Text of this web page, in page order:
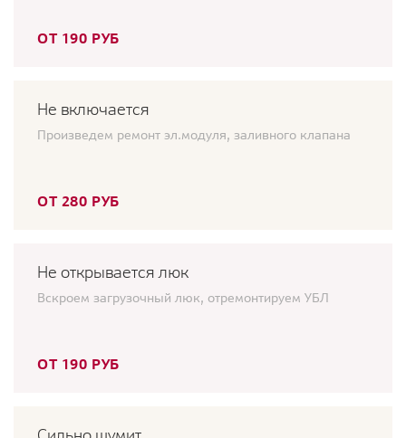
ОТ 190 РУБ
Не включается
Произведем ремонт эл.модуля, заливного клапана
ОТ 280 РУБ
Не открывается люк
Вскроем загрузочный люк, отремонтируем УБЛ
ОТ 190 РУБ